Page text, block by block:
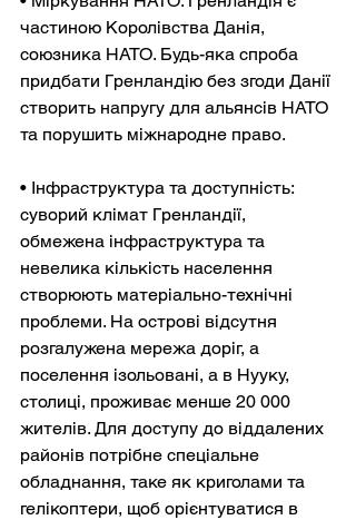
частиною Королівства Данія,
союзника НАТО. Будь-яка спроба
придбати Гренландію без згоди Данії
створить напругу для альянсів НАТО
та порушить міжнародне право.
• Інфраструктура та доступність:
суворий клімат Гренландії,
обмежена інфраструктура та
невелика кількість населення
створюють матеріально-технічні
проблеми. На острові відсутня
розгалужена мережа доріг, а
поселення ізольовані, а в Нууку,
столиці, проживає менше 20 000
жителів. Для доступу до віддалених
районів потрібне спеціальне
обладнання, таке як криголами та
гелікоптери, щоб орієнтуватися в